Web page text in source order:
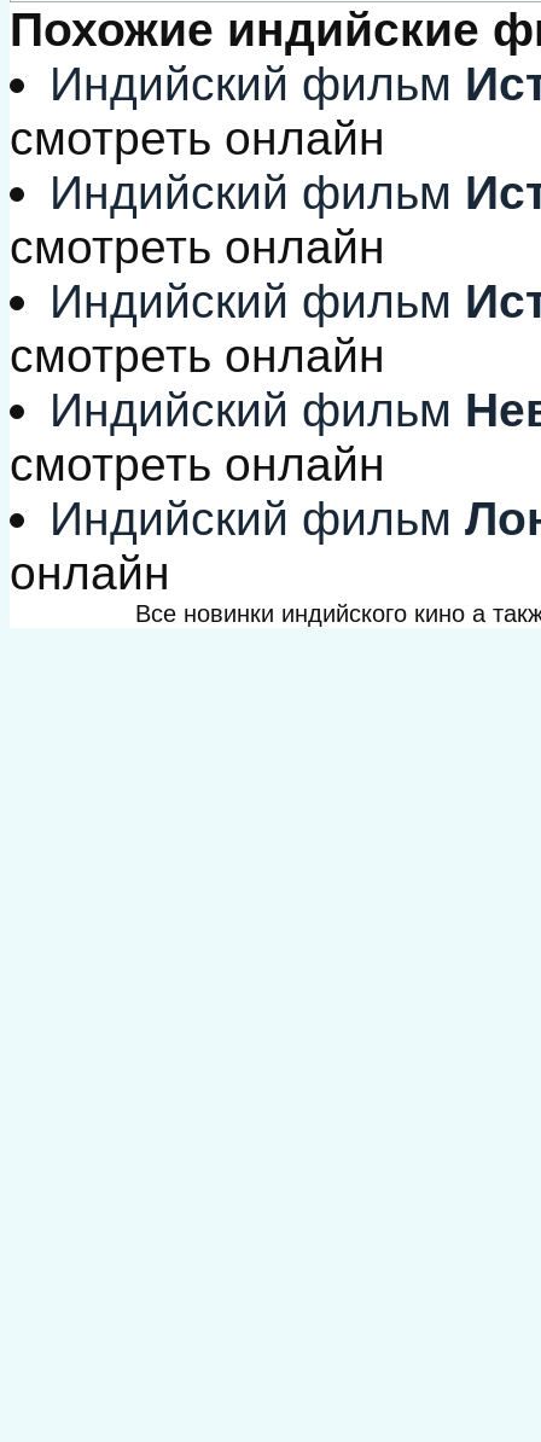
Похожие индийские
Индийский фильм
смотреть онлайн
Индийский фильм
смотреть онлайн
Индийский фильм
смотреть онлайн
Индийский фильм
смотреть онлайн
Индийский фильм
онлайн
Все новинки индийского кино а